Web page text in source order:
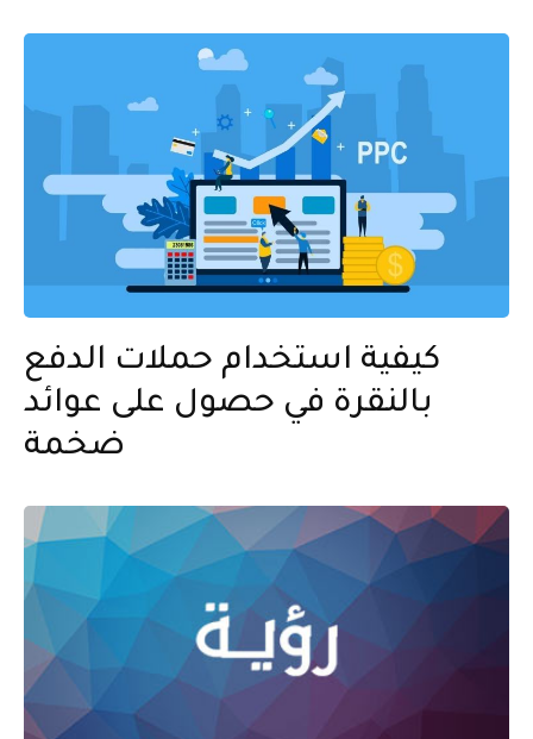
كيفية استخدام حملات الدفع
بالنقرة في حصول على عوائد
ضخمة